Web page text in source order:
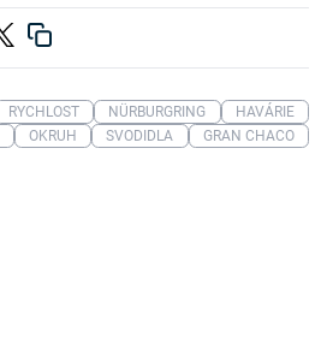
RYCHLOST NÜRBURGRING
HAVÁRIE
OKRUH SVODIDLA GRAN CHACO